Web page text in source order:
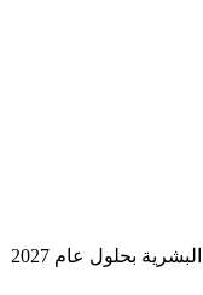
بحلول عام 2027